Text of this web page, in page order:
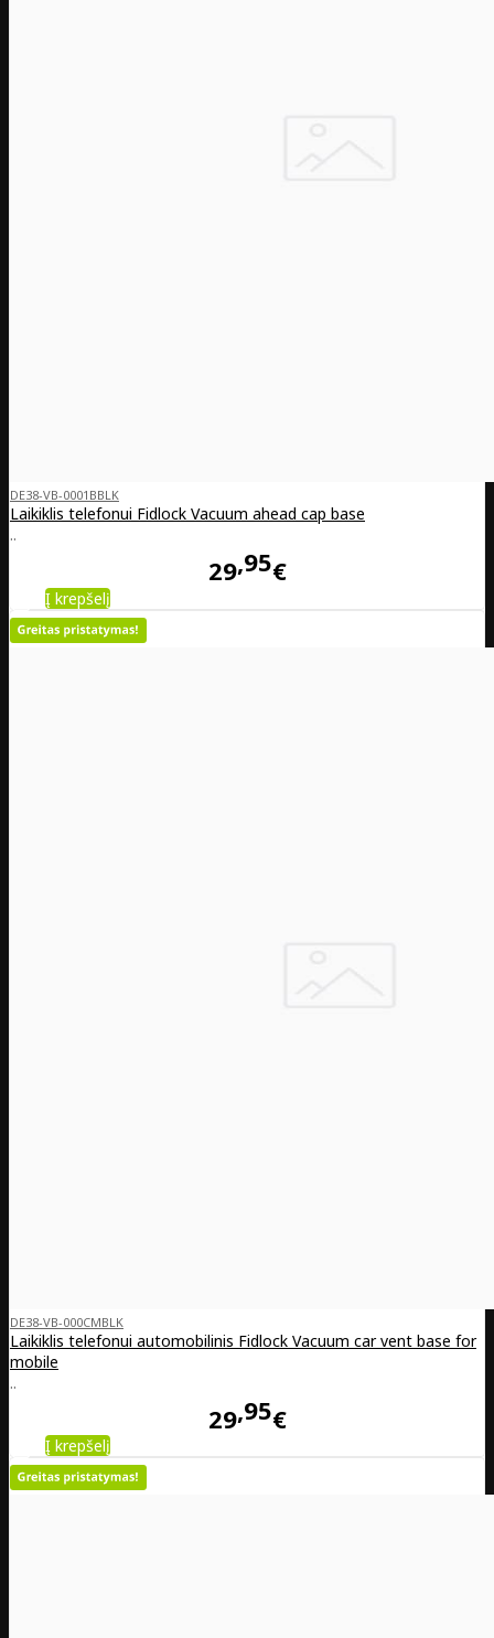
DE38-VB-0001BBLK
Laikiklis telefonui Fidlock Vacuum ahead cap base
..
29 95€
Į krepšelį
DE38-VB-000CMBLK
Laikiklis telefonui automobilinis Fidlock Vacuum car vent base for
mobile
..
29 95€
Į krepšelį